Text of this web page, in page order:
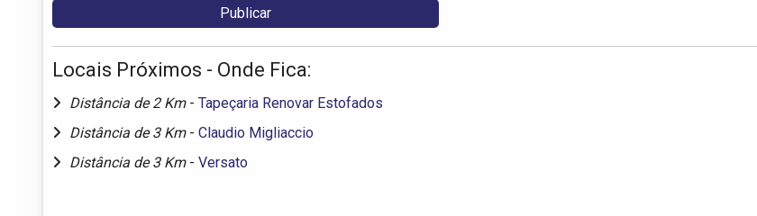
Locais Próximos - Onde Fica:
Distância de 2 Km - Tapeçaria Renovar Estofados
Distância de 3 Km - Claudio Migliaccio
Distância de 3 Km - Versato